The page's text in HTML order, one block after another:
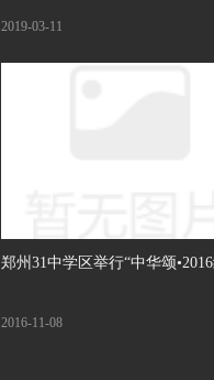
2019-03-11
郑州31中学区举行“中华颂
2016-11-08